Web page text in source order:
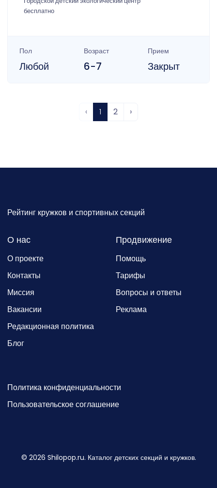
бесплатно
Пол
Любой
Возраст
6-7
Прием
Закрыт
‹ 1 2 ›
Рейтинг кружков и спортивных секций
О нас
О проекте
Контакты
Миссия
Вакансии
Редакционная политика
Блог
Продвижение
Помощь
Тарифы
Вопросы и ответы
Реклама
Политика конфиденциальности
Пользовательское соглашение
© 2026 Shilopop.ru. Каталог детских секций и кружков.